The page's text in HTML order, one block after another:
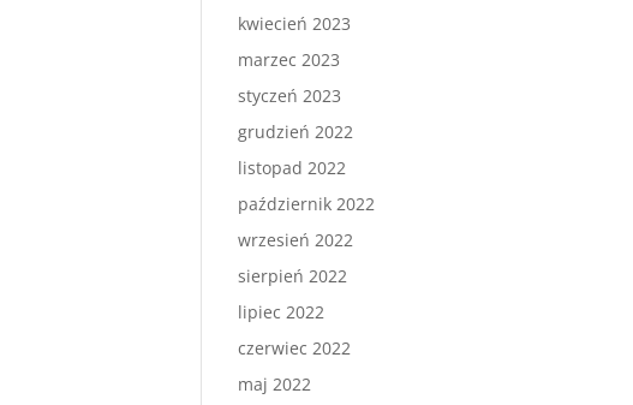
kwiecień 2023
marzec 2023
styczeń 2023
grudzień 2022
listopad 2022
październik 2022
wrzesień 2022
sierpień 2022
lipiec 2022
czerwiec 2022
maj 2022